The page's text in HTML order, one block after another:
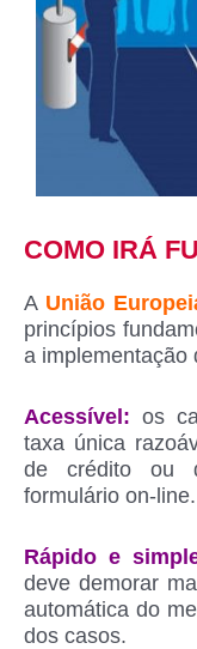
COMO IRÁ
A União
princípios
a implementação
Acessível: os
taxa única
de crédito ou
formulário on-line.
Rápido e
deve demorar
automática do
dos casos.